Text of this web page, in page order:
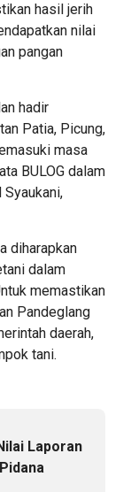
hasil jerih
nilai
pangan
hadir
Patia, Picung,
masa
BULOG dalam
Syaukani,
diharapkan
dalam
memastikan
Pandeglang
daerah,
tani.
Laporan